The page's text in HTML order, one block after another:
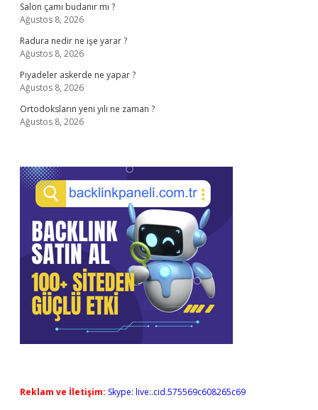
Salon çamı budanır mı ?
Ağustos 8, 2026
Radura nedir ne işe yarar ?
Ağustos 8, 2026
Piyadeler askerde ne yapar ?
Ağustos 8, 2026
Ortodoksların yeni yılı ne zaman ?
Ağustos 8, 2026
Reklam ve İletişim: Skype: live:.cid.575569c608265c69